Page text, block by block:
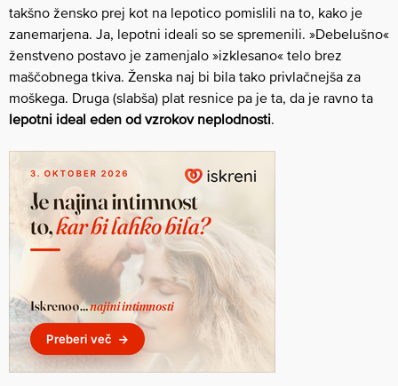
takšno žensko prej kot na lepotico pomislili na to, kako je
zanemarjena. Ja, lepotni ideali so se spremenili. »Debelušno«
ženstveno postavo je zamenjalo »izklesano« telo brez
maščobnega tkiva. Ženska naj bi bila tako privlačnejša za
moškega. Druga (slabša) plat resnice pa je ta, da je ravno ta
lepotni ideal eden od vzrokov neplodnosti.